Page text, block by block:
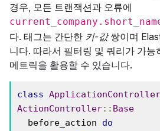
경우, 모든 트랜잭션과 오류에
다. 태그는 간단한 키-값쌍이며
니다. 따라서 필터링 및 쿼리가 가
메트릭을 활용할 수 있습니다.
class ApplicationController
ActionController:: Base
  before_action
do